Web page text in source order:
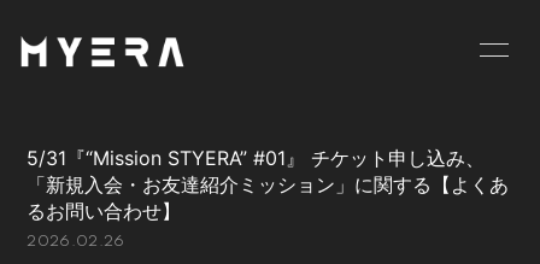
SCHEDULE PROFILE
VIDEO
5/31『“Mission STYERA” #01』 チケット申し込み、
「新規入会・お友達紹介ミッション」に関する【よくあ
るお問い合わせ】
2026.02.26